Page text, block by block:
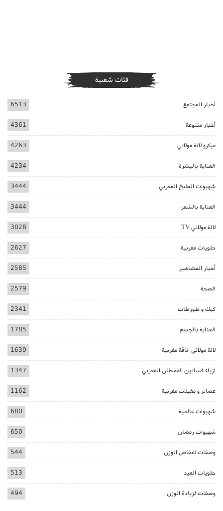
فئات شعبية
أخبار المجتمع 6513
أخبار متنوعة 4361
ميكرو لالة مولاتي 4263
العناية بالبشرة 4234
شهيوات الطبخ المغربي 3444
العناية بالشعر 3444
لالة مولاتي TV 3028
حلويات مغربية 2627
أخبار المشاهير 2585
الصحة 2579
كيك و طورطات 2341
العناية بالجسم 1785
لالة مولاتي اناقة مغربية 1639
ازياء فساتين القفطان المغربي 1347
عصائر و مقبلات مغربية 1162
شهيوات عالمية 680
شهيوات رمضان 650
وصفات لانقاص الوزن 544
حلويات العيد 513
وصفات لزيادة الوزن 494